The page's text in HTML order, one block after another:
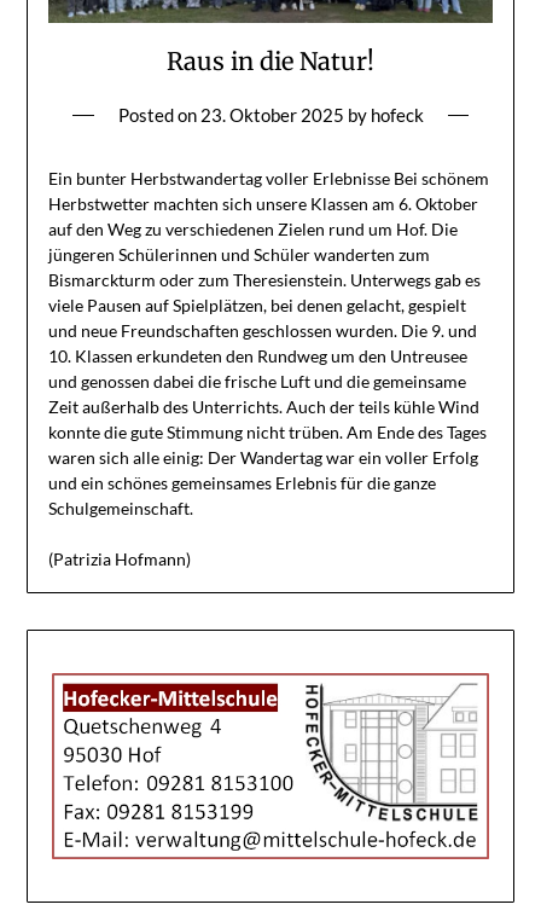
Raus in die Natur!
Posted on 23. Oktober 2025 by hofeck
Ein bunter Herbstwandertag voller Erlebnisse Bei schönem
Herbstwetter machten sich unsere Klassen am 6. Oktober
auf den Weg zu verschiedenen Zielen rund um Hof. Die
jüngeren Schülerinnen und Schüler wanderten zum
Bismarckturm oder zum Theresienstein. Unterwegs gab es
viele Pausen auf Spielplätzen, bei denen gelacht, gespielt
und neue Freundschaften geschlossen wurden. Die 9. und
10. Klassen erkundeten den Rundweg um den Untreusee
und genossen dabei die frische Luft und die gemeinsame
Zeit außerhalb des Unterrichts. Auch der teils kühle Wind
konnte die gute Stimmung nicht trüben. Am Ende des Tages
waren sich alle einig: Der Wandertag war ein voller Erfolg
und ein schönes gemeinsames Erlebnis für die ganze
Schulgemeinschaft.
(Patrizia Hofmann)